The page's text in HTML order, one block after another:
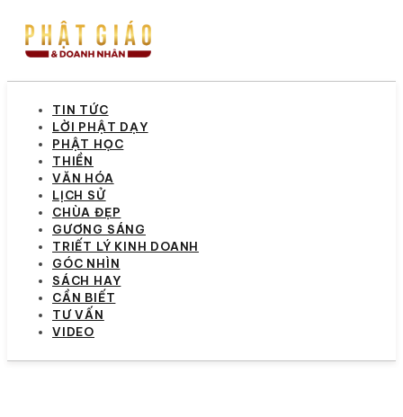
TIN TỨC
LỜI PHẬT DẠY
PHẬT HỌC
THIỀN
VĂN HÓA
LỊCH SỬ
CHÙA ĐẸP
GƯƠNG SÁNG
TRIẾT LÝ KINH DOANH
GÓC NHÌN
SÁCH HAY
CẦN BIẾT
TƯ VẤN
VIDEO